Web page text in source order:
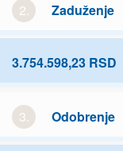
2. Zaduženje
3.754.598,23 RSD
3. Odobrenje